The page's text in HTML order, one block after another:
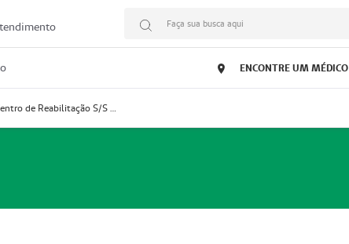
Faça sua busca aqui
ENCONTRE UM MÉDICO
Prestador CERPAM – Centro de Reabilitação S/S Ltda-ME (52004274-8)